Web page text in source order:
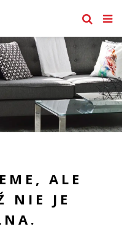
ALE
NIE JE